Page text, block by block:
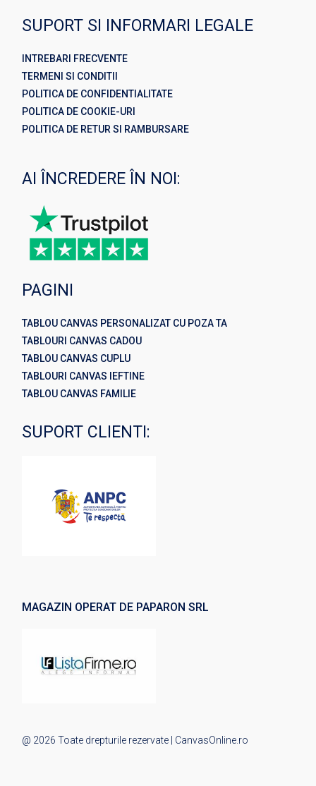
SUPORT SI INFORMARI LEGALE
INTREBARI FRECVENTE
TERMENI SI CONDITII
POLITICA DE CONFIDENTIALITATE
POLITICA DE COOKIE-URI
POLITICA DE RETUR SI RAMBURSARE
AI ÎNCREDERE ÎN NOI:
PAGINI
TABLOU CANVAS PERSONALIZAT CU POZA TA
TABLOURI CANVAS CADOU
TABLOU CANVAS CUPLU
TABLOURI CANVAS IEFTINE
TABLOU CANVAS FAMILIE
SUPORT CLIENTI:
MAGAZIN OPERAT DE PAPARON SRL
@ 2026 Toate drepturile rezervate | CanvasOnline.ro